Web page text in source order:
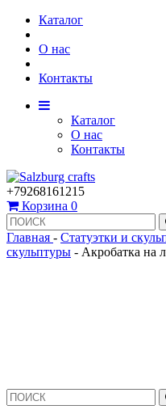
Каталог
О нас
Контакты
Каталог
О нас
Контакты
+79268161215
Корзина 0
Главная - Статуэтки и
скульптуры - Акробатка на